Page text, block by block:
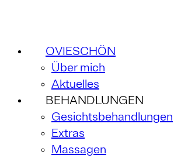
OVIESCHÖN
Über mich
Aktuelles
BEHANDLUNGEN
Gesichtsbehandlungen
Extras
Massagen